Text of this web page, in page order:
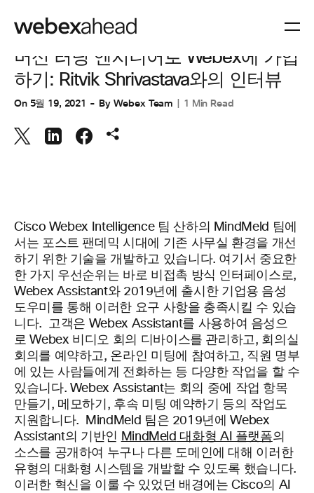
공학
머신 러닝 엔지니어로 Webex에 가입
하기: Ritvik Shrivastava와의 인터뷰
On 5월 19, 2021 By Webex Team 1 Min Read
Cisco Webex Intelligence 팀 산하의 MindMeld 팀에
서는 포스트 팬데믹 시대에 기존 사무실 환경을 개선
하기 위한 기술을 개발하고 있습니다. 여기서 중요한
한 가지 우선순위는 바로 비접촉 방식 인터페이스로,
Webex Assistant와2019년에 출시한 기업용 음성
도우미를 통해 이러한 요구 사항을 충족시킬 수 있습
니다.
고객은 Webex Assistant를 사용하여 음성으
로 Webex 비디오 회의 디바이스를 관리하고, 회의실
회의를 예약하고, 온라인 미팅에 참여하고, 직원 명부
에 있는 사람들에게 전화하는 등 다양한 작업을 할 수
있습니다. Webex Assistant는 회의 중에 작업 항목
만들기, 메모하기, 후속 미팅 예약하기 등의 작업도
지원합니다.
MindMeld 팀은 2019년에Webex
Assistant의 기반인 MindMeld 대화형 AI 플랫폼의
소스를 공개하여 누구나 다른 도메인에 대해 이러한
유형의 대화형 시스템을 개발할 수 있도록 했습니다.
이러한 혁신을 이룰 수 있었던 배경에는 Cisco의 AI